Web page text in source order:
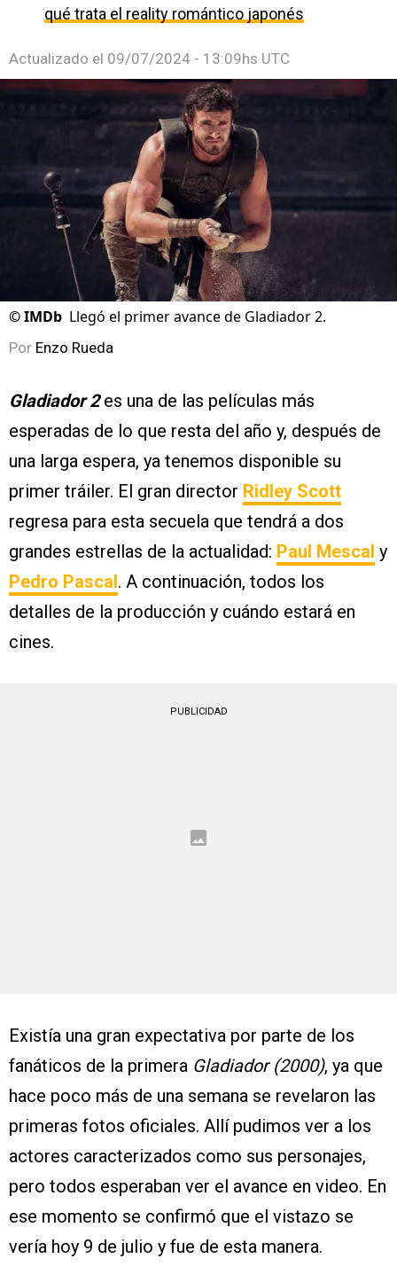
qué trata el reality romántico japonés
Actualizado el 09/07/2024 - 13:09hs UTC
©IMDb Llegó el primer avance de Gladiador 2.
Por Enzo Rueda
Gladiador 2es una de las películas más
esperadas de lo que resta del año y, después de
una larga espera, ya tenemos disponible su
primer tráiler. El gran director Ridley Scott
regresa para esta secuela que tendrá a dos
grandes estrellas de la actualidad: Paul Mescal y
Pedro Pascal. A continuación, todos los
detalles de la producción y cuándo estará en
cines.
PUBLICIDAD
Existía una gran expectativa por parte de los
fanáticos de la primera Gladiador (2000), ya que
hace poco más de una semana se revelaron las
primeras fotos oficiales. Allí pudimos ver a los
actores caracterizados como sus personajes,
pero todos esperaban ver el avance en video. En
ese momento se confirmó que el vistazo se
vería hoy 9 de julio y fue de esta manera.